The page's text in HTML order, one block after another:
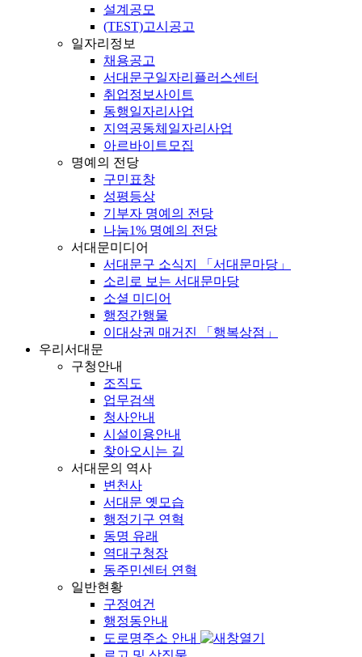
설계공모
(TEST)고시공고
일자리정보
채용공고
서대문구일자리플러스센터
취업정보사이트
동행일자리사업
지역공동체일자리사업
아르바이트모집
명예의 전당
구민표창
성평등상
기부자 명예의 전당
나눔1% 명예의 전당
서대문미디어
서대문구 소식지 「서대문마당」
소리로 보는 서대문마당
소셜 미디어
행정간행물
이대상권 매거진 「행복상점」
우리서대문
구청안내
조직도
업무검색
청사안내
시설이용안내
찾아오시는 길
서대문의 역사
변천사
서대문 옛모습
행정기구 연혁
동명 유래
역대구청장
동주민센터 연혁
일반현황
구정여건
행정동안내
도로명주소 안내